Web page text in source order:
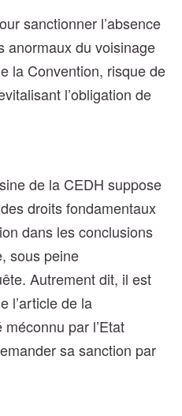
sanctionner l’absence
anormaux du voisinage
la Convention, risque de
l’obligation de
de la CEDH suppose
droits fondamentaux
dans les conclusions
sous peine
Autrement dit, il est
l’article de la
par l’Etat
sa sanction par